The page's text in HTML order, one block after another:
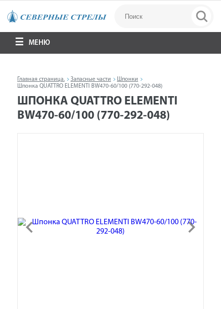
МЕНЮ
Главная страница. Запасные части
Шпонки
Шпонка QUATTRO ELEMENTI BW470-60/100 (770-292-048)
ШПОНКА QUATTRO ELEMENTI
BW470-60/100 (770-292-048)